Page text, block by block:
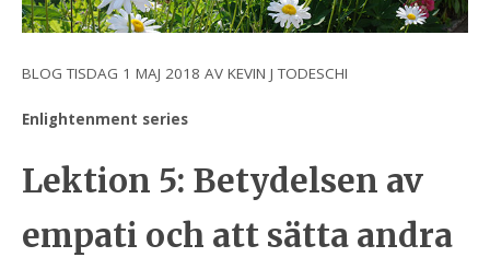
BLOG TISDAG 1 MAJ 2018 AV KEVIN J TODESCHI
Enlightenment series
Lektion 5: Betydelsen av
empati och att sätta andra